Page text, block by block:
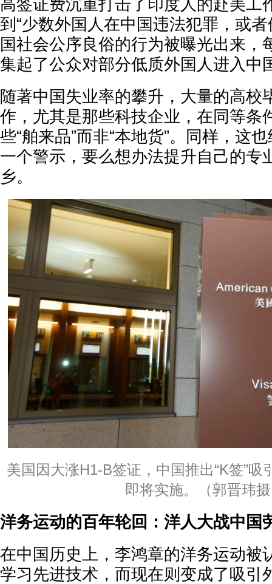
高签证费沉重打击了印度人的赴美工
到“少数外国人在中国违法犯罪，或
国社会公序良俗的行为被曝光出来，
集起了公众对部分低质外国人进入中
随著中国失业率的攀升，大量的高校
作，尤其是那些科技企业，在同等条
些“舶来品”而非“本地货”。同样，这
一个警示，要么想办法提升自己的专
乡。
美国因大涨H1-B签证，中国推出“K签”吸
即将实施。（郭晋玮
洋务运动的百年轮回：洋人大战中国
在中国历史上，李鸿章的洋务运动被
学习先进技术，而现在则变成了吸引